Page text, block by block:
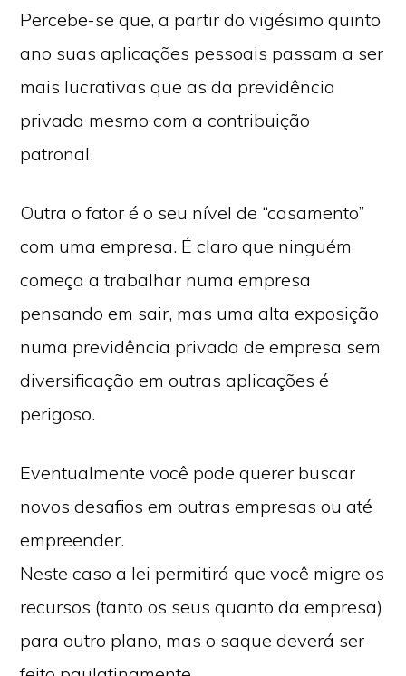
Percebe-se que, a partir do vigésimo quinto
ano suas aplicações pessoais passam a ser
mais lucrativas que as da previdência
privada mesmo com a contribuição
patronal.
Outra o fator é o seu nível de “casamento”
com uma empresa. É claro que ninguém
começa a trabalhar numa empresa
pensando em sair, mas uma alta exposição
numa previdência privada de empresa sem
diversificação em outras aplicações é
perigoso.
Eventualmente você pode querer buscar
novos desafios em outras empresas ou até
empreender.
Neste caso a lei permitirá que você migre os
recursos (tanto os seus quanto da empresa)
para outro plano, mas o saque deverá ser